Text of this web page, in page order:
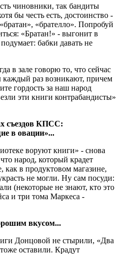
чиновники, так бандиты
бы честь есть, достоинство -
«брателло». Попробуй
«Братан!» - выгонит в
бабки давать не
в зале говорю то, что сейчас
каждый раз возникают, причем
гордость за наш народ
эти книги контрабандисты»
съездов КПСС:
в овации»...
воруют книги» - снова
народ, который крадет
как в продуктовом магазине,
не могли. Ну сам посуди:
(некоторые не знают, кто это
и три тома Маркеса -
вкусом...
Донцовой не стырили, «Два
оставили. Крадут